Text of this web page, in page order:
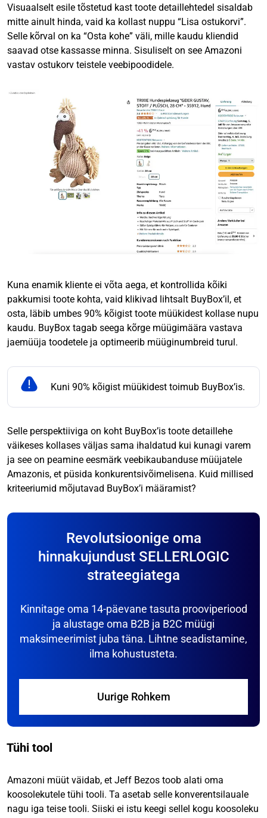
Visuaalselt esile tõstetud kast toote detaillehtedel sisaldab
mitte ainult hinda, vaid ka kollast nuppu “Lisa ostukorvi”.
Selle kõrval on ka “Osta kohe” väli, mille kaudu kliendid
saavad otse kassasse minna. Sisuliselt on see Amazoni
vastav ostukorv teistele veebipoodidele.
Kuna enamik kliente ei võta aega, et kontrollida kõiki
pakkumisi toote kohta, vaid klikivad lihtsalt BuyBox’il, et
osta, läbib umbes 90% kõigist toote müükidest kollase nupu
kaudu. BuyBox tagab seega kõrge müügimäära vastava
jaemüüja toodetele ja optimeerib müüginumbreid turul.
Kuni 90% kõigist müükidest toimub BuyBox’is.
Selle perspektiiviga on koht BuyBox’is toote detaillehe
väikeses kollases väljas sama ihaldatud kui kunagi varem
ja see on peamine eesmärk veebikaubanduse müüjatele
Amazonis, et püsida konkurentsivõimelisena. Kuid millised
kriteeriumid mõjutavad BuyBox’i määramist?
Revolutsioonige oma
hinnakujundust SELLERLOGIC
strateegiatega
Kinnitage oma 14-päevane tasuta prooviperiood
ja alustage oma B2B ja B2C müügi
maksimeerimist juba täna. Lihtne seadistamine,
ilma kohustusteta.
Uurige Rohkem
Tühi tool
Amazoni müüt väidab, et Jeff Bezos toob alati oma
koosolekutele tühi tooli. Ta asetab selle konverentsilauale
nagu iga teise tooli. Siiski ei istu keegi sellel kogu koosoleku